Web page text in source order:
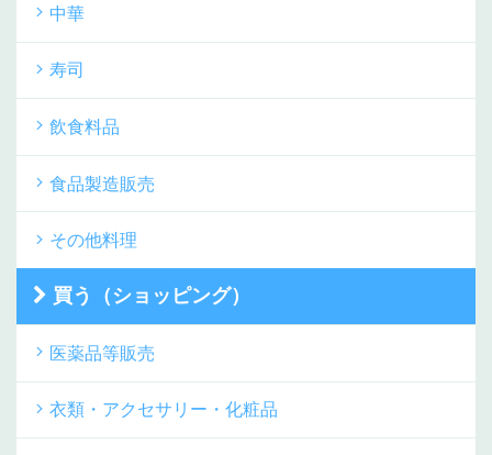
中華
寿司
飲食料品
食品製造販売
その他料理
買う（ショッピング）
医薬品等販売
衣類・アクセサリー・化粧品